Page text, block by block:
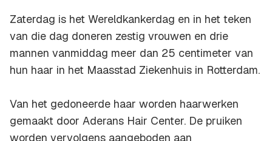
Zaterdag is het Wereldkankerdag en in het teken
van die dag doneren zestig vrouwen en drie
mannen vanmiddag meer dan 25 centimeter van
hun haar in het Maasstad Ziekenhuis in Rotterdam.
Van het gedoneerde haar worden haarwerken
gemaakt door Aderans Hair Center. De pruiken
worden vervolgens aangeboden aan